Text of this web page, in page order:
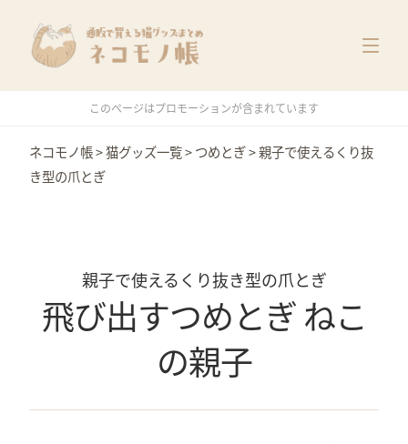
猫グッズ一覧
メーカー別
価格別
このページはプロモーションが含まれています
ネコモノ帳>猫グッズ一覧>つめとぎ>親子で使えるくり抜
き型の爪とぎ
親子で使えるくり抜き型の爪とぎ
飛び出すつめとぎ ねこ
の親子